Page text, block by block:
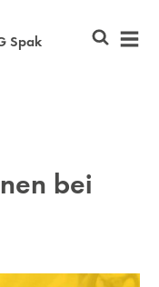
Spak
bei